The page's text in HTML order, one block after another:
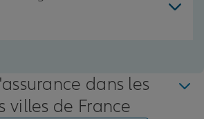
dans les
villes de France